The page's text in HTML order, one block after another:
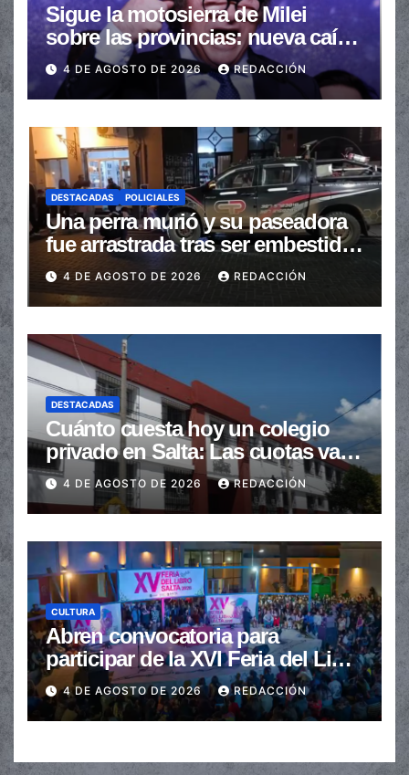
Sigue la motosierra de Milei
sobre las provincias: nueva caída
de las transferencias no
automáticas
4 DE AGOSTO DE 2026 REDACCIÓN
DESTACADAS POLICIALES
Una perra murió y su paseadora
fue arrastrada tras ser embestidas
en la senda peatonal
4 DE AGOSTO DE 2026 REDACCIÓN
DESTACADAS
Cuánto cuesta hoy un colegio
privado en Salta: Las cuotas van
de $110.000 a más de $600.000
4 DE AGOSTO DE 2026 REDACCIÓN
CULTURA
Abren convocatoria para
participar de la XVI Feria del Libro
de Salta
4 DE AGOSTO DE 2026 REDACCIÓN